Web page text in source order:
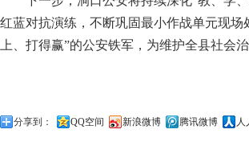
红蓝对抗演练，不断巩固最小作战单元现
上、打得赢”的公安铁军，为维护全县社会
分享到： QQ空间 新浪微博 腾讯微博 人